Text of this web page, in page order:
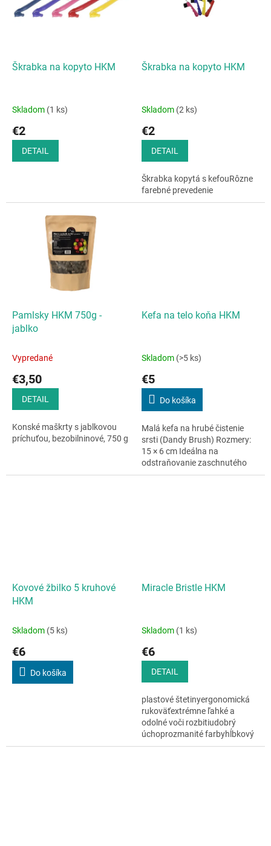
Škrabka na kopyto HKM
Skladom (1 ks)
€2
DETAIL
Škrabka na kopyto HKM
Skladom (2 ks)
€2
DETAIL
Škrabka kopytá s kefouRôzne
farebné prevedenie
Pamlsky HKM 750g -
jablko
Vypredané
€3,50
DETAIL
Konské maškrty s jablkovou
príchuťou, bezobilninové, 750 g
Kefa na telo koňa HKM
Skladom (>5 ks)
€5
Do košíka
Malá kefa na hrubé čistenie
srsti (Dandy Brush) Rozmery:
15 × 6 cm Ideálna na
odstraňovanie zaschnutého
blata, prachu a nečistôt zo srsti
Kovové žbilko 5 kruhové
HKM
Skladom (5 ks)
€6
Do košíka
Miracle Bristle HKM
Skladom (1 ks)
€6
DETAIL
plastové štetinyergonomická
rukoväťextrémne ľahké a
odolné voči rozbitiudobrý
úchoprozmanité farbyhĺbkový
čistiaci účinok